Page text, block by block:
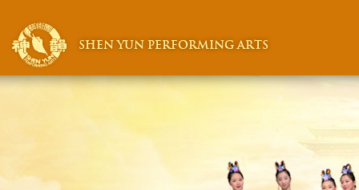
SHEN YUN PERFORMING ARTS